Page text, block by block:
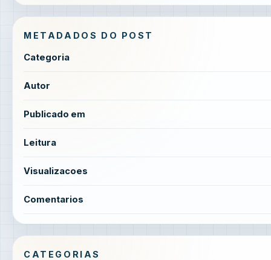
METADADOS DO POST
Categoria
Autor
Publicado em
Leitura
Visualizacoes
Comentarios
CATEGORIAS